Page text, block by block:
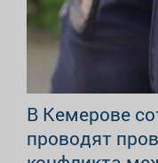
В Кемерове
проводят